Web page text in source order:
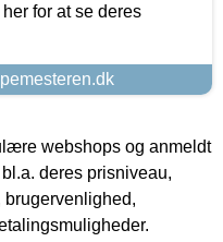
for at se deres
webshops og anmeldt
deres prisniveau,